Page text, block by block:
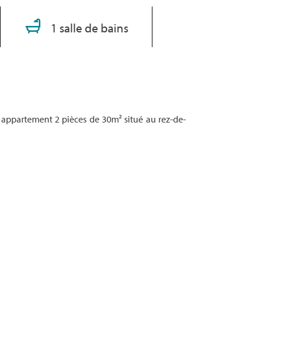
1 salle de bains
2 pièces de 30m² situé au rez-de-